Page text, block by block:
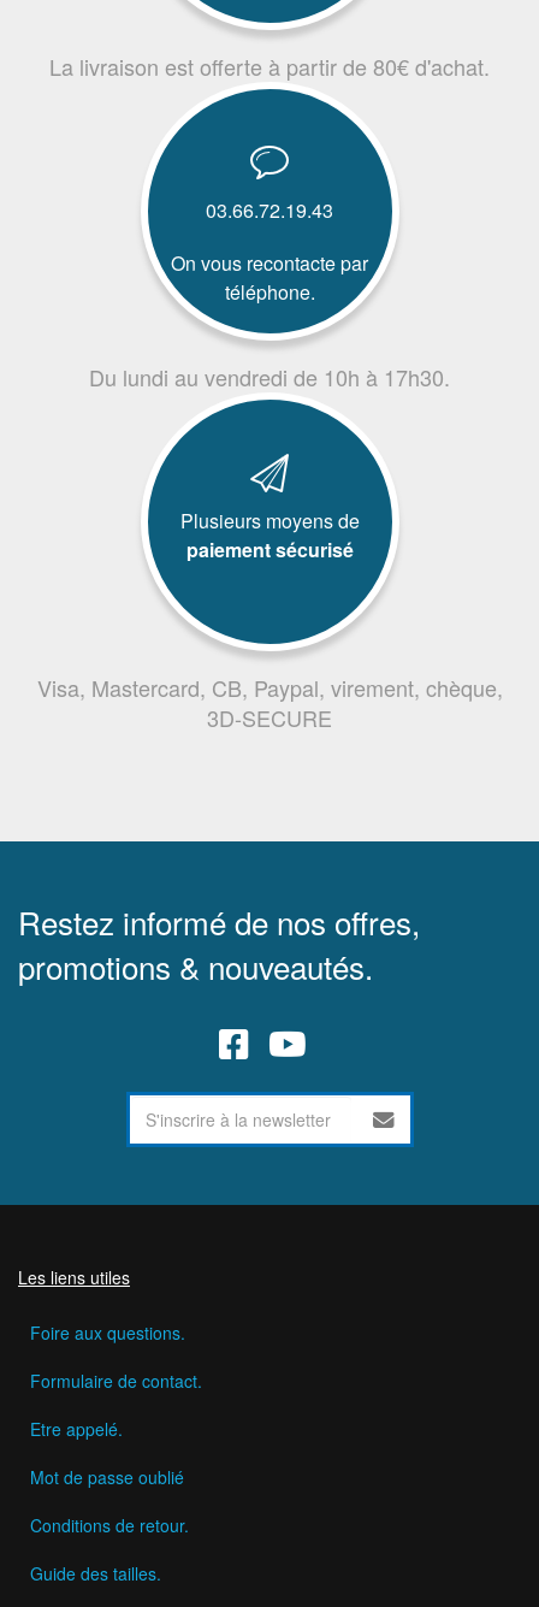
La livraison est offerte à partir de 80€ d'achat.
03.66.72.19.43
On vous recontacte par
téléphone.
Du lundi au vendredi de 10h à 17h30.
Plusieurs moyens de
paiement sécurisé
Visa, Mastercard, CB, Paypal, virement, chèque,
3D-SECURE
Restez informé de nos offres,
promotions & nouveautés.
Les liens utiles
Foire aux questions.
Formulaire de contact.
Etre appelé.
Mot de passe oublié
Conditions de retour.
Guide des tailles.